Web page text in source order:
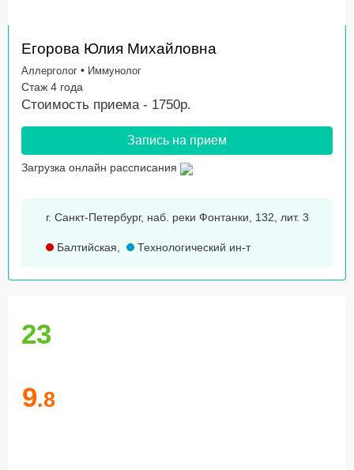
Егорова Юлия Михайловна
Аллерголог • Иммунолог
Стаж 4 года
Стоимость приема - 1750р.
Запись на прием
Загрузка онлайн рассписания
г. Санкт-Петербург, наб. реки Фонтанки, 132, лит. 3
Балтийская, Технологический ин-т
23
9.8